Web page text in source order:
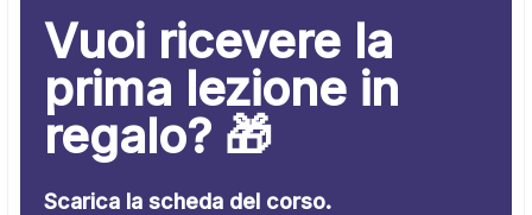
Vuoi ricevere la
prima lezione in
regalo? 🎁
Scarica la scheda del corso.